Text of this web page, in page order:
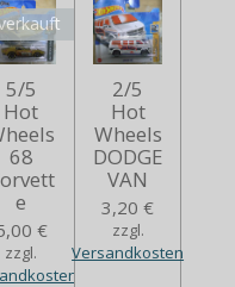
5/5
Hot
68
e
€
zzgl.
2/5
Hot
Wheels
DODGE
VAN
3,20 €
zzgl.
Versandkosten